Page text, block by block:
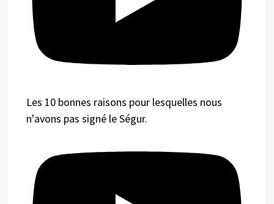
Les 10 bonnes raisons pour lesquelles nous
n'avons pas signé le Ségur.